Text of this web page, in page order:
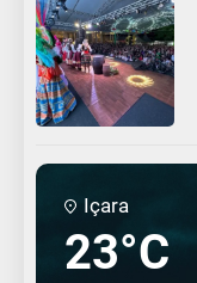
Içara
23°C